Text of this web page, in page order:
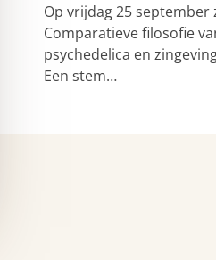
Op vrijdag 25
Comparatieve filosofie
psychedelica en
Een stem…